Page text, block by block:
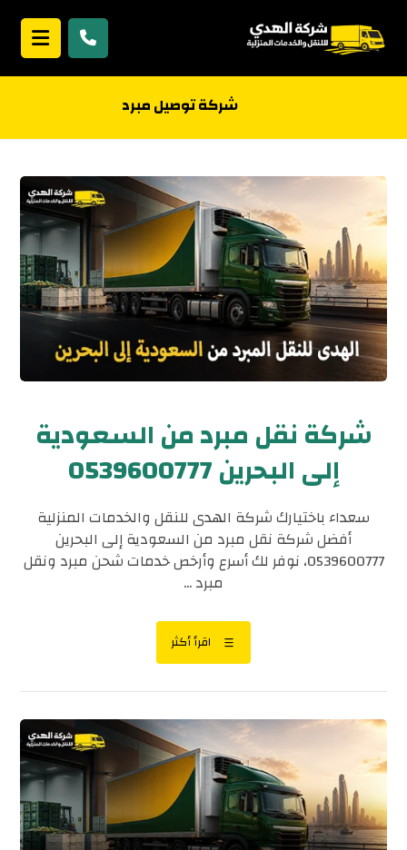
شركة توصيل مبرد
شركة نقل مبرد من السعودية
إلى البحرين 0539600777
سعداء باختيارك شركة الهدى للنقل والخدمات المنزلية
أفضل شركة نقل مبرد من السعودية إلى البحرين
0539600777، نوفر لك أسرع وأرخص خدمات شحن مبرد ونقل
مبرد ...
اقرأ أكثر